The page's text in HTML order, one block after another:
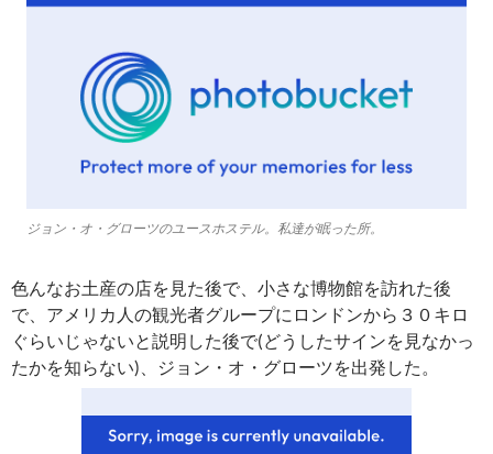
ジョン・オ・グローツのユースホステル。私達が眠った所。
色んなお土産の店を見た後で、小さな博物館を訪れた後
で、アメリカ人の観光者グループにロンドンから３０キロ
ぐらいじゃないと説明した後で(どうしたサインを見なかっ
たかを知らない)、ジョン・オ・グローツを出発した。